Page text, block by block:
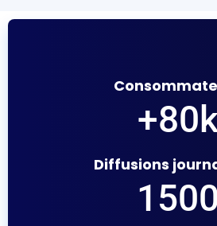
+80
Diffusions
1500